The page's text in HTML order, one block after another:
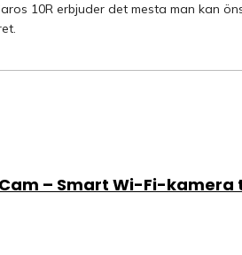
10R erbjuder det mesta man kan
– Smart Wi-Fi-kamera